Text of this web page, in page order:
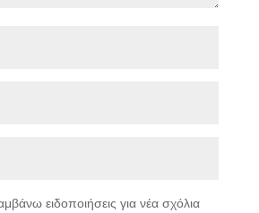
ειδοποιήσεις για νέα σχόλια